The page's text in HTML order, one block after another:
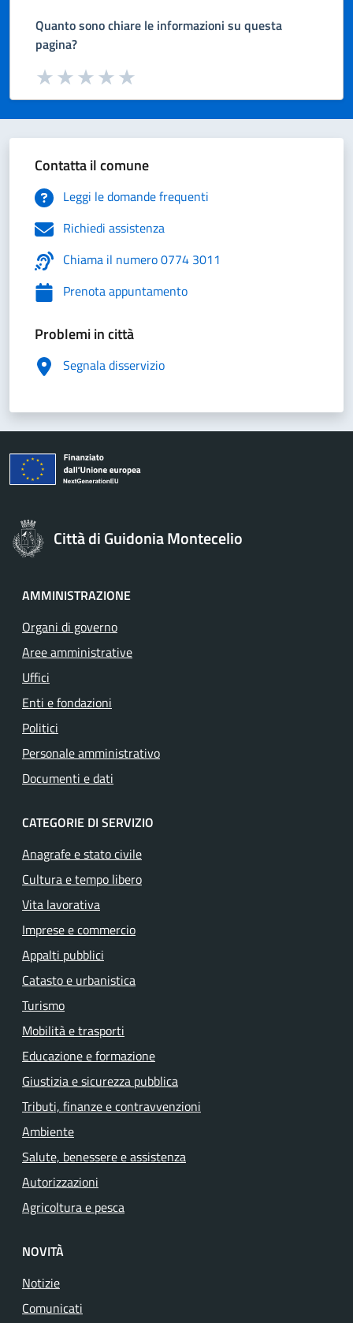
Quanto sono chiare le informazioni su questa
pagina?
Valuta da 1 a 5 stelle la pagina
Valuta 5 stelle su 5
Valuta 4 stelle su 5
Valuta 3 stelle su 5
Valuta 2 stelle su 5
Valuta 1 stelle su 5
Contatta il comune
Leggi le domande frequenti
Richiedi assistenza
Chiama il numero 0774 3011
Prenota appuntamento
Problemi in città
Segnala disservizio
Città di Guidonia Montecelio
AMMINISTRAZIONE
Organi di governo
Aree amministrative
Uffici
Enti e fondazioni
Politici
Personale amministrativo
Documenti e dati
CATEGORIE DI SERVIZIO
Anagrafe e stato civile
Cultura e tempo libero
Vita lavorativa
Imprese e commercio
Appalti pubblici
Catasto e urbanistica
Turismo
Mobilità e trasporti
Educazione e formazione
Giustizia e sicurezza pubblica
Tributi, finanze e contravvenzioni
Ambiente
Salute, benessere e assistenza
Autorizzazioni
Agricoltura e pesca
NOVITÀ
Notizie
Comunicati